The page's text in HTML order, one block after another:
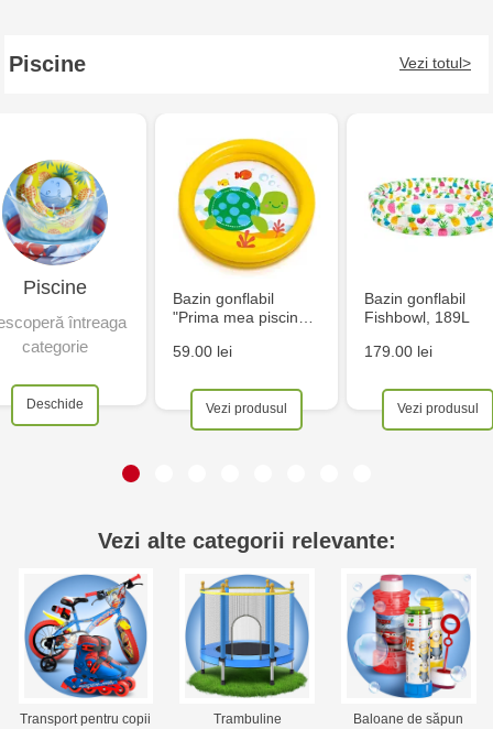
Piscine Vezi totul
Piscine
întreaga
categorie
Deschide
Bazin gonflabil
"Prima mea piscin…
59.00 lei
Vezi produsul
Bazin gonflabil
Fishbowl, 189L
179.00 lei
Vezi produsul
Vezi alte categorii relevante:
Transport pentru copii Trambuline Baloane de săpun